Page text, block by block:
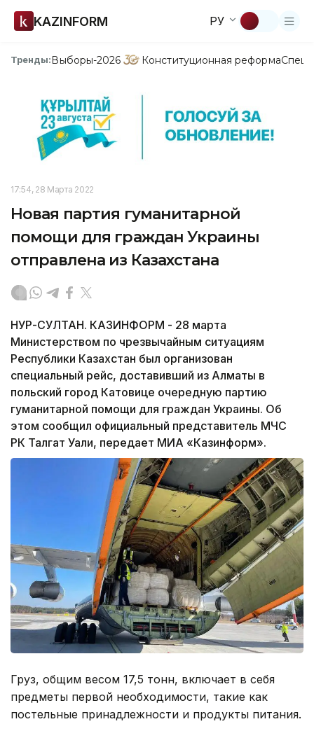
KAZINFORM РУ
Тренды:Выборы-2026 Конституционная реформа
17:54, 28 Марта 2022
Новая партия гуманитарной
помощи для граждан Украины
отправлена из Казахстана
НУР-СУЛТАН. КАЗИНФОРМ - 28 марта
Министерством по чрезвычайным ситуациям
Республики Казахстан был организован
специальный рейс, доставивший из Алматы в
польский город Катовице очередную партию
гуманитарной помощи для граждан Украины. Об
этом сообщил официальный представитель МЧС
РК Талгат Уали, передает МИА «Казинформ».
Груз, общим весом 17,5 тонн, включает в себя
предметы первой необходимости, такие как
постельные принадлежности и продукты питания.